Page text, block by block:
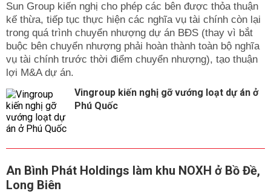
Sun Group kiến nghị cho phép các bên được thỏa thuận
kế thừa, tiếp tục thực hiện các nghĩa vụ tài chính còn lại
trong quá trình chuyển nhượng dự án BĐS (thay vì bắt
buộc bên chuyển nhượng phải hoàn thành toàn bộ nghĩa
vụ tài chính trước thời điểm chuyển nhượng), tạo thuận
lợi M&A dự án.
Vingroup kiến nghị gỡ vướng loạt dự án ở
Phú Quốc
An Bình Phát Holdings làm khu NOXH ở Bồ Đề,
Long Biên